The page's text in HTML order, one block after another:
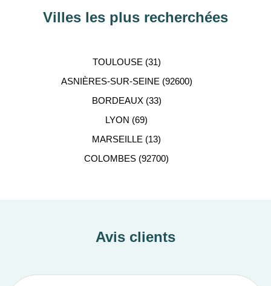
Villes les plus recherchées
TOULOUSE (31)
ASNIÈRES-SUR-SEINE (92600)
BORDEAUX (33)
LYON (69)
MARSEILLE (13)
COLOMBES (92700)
Avis clients